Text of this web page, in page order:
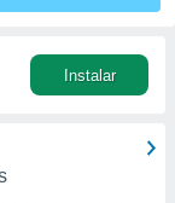
Instalar